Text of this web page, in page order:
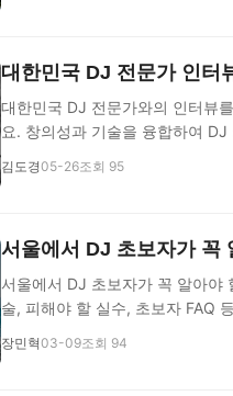
대한민국 DJ 전문가 인터
대한민국 DJ 전문가와의 인터뷰
요. 창의성과 기술을 융합하여 DJ
김도경05-26조회 95
서울에서 DJ 초보자가 꼭
서울에서 DJ 초보자가 꼭 알아야
술, 피해야 할 실수, 초보자 FAQ
장민혁03-09조회 94